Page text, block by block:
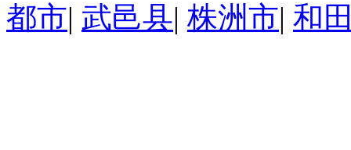
都市| 武邑县| 株洲市| 和